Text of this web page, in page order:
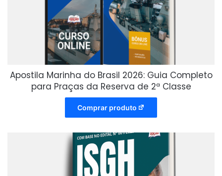
Apostila Marinha do Brasil 2026: Guia Completo
para Praças da Reserva de 2ª Classe
Comprar produto